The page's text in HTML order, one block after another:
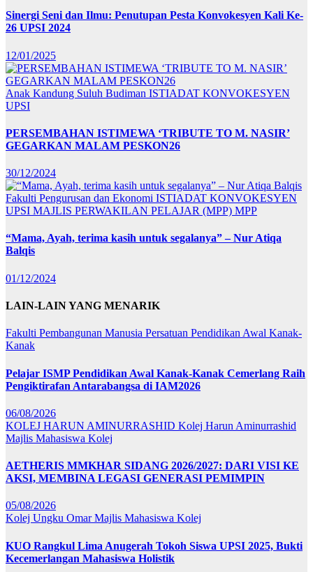
Sinergi Seni dan Ilmu: Penutupan Pesta Konvokesyen Kali Ke-
26 UPSI 2024
12/01/2025
Anak Kandung Suluh Budiman ISTIADAT KONVOKESYEN
UPSI
PERSEMBAHAN ISTIMEWA ‘TRIBUTE TO M. NASIR’
GEGARKAN MALAM PESKON26
30/12/2024
Fakulti Pengurusan dan Ekonomi ISTIADAT KONVOKESYEN
UPSI MAJLIS PERWAKILAN PELAJAR (MPP) MPP
“Mama, Ayah, terima kasih untuk segalanya” – Nur Atiqa
Balqis
01/12/2024
LAIN-LAIN YANG MENARIK
Fakulti Pembangunan Manusia Persatuan Pendidikan Awal Kanak-
Kanak
Pelajar ISMP Pendidikan Awal Kanak-Kanak Cemerlang Raih
Pengiktirafan Antarabangsa di IAM2026
06/08/2026
KOLEJ HARUN AMINURRASHID Kolej Harun Aminurrashid
Majlis Mahasiswa Kolej
AETHERIS MMKHAR SIDANG 2026/2027: DARI VISI KE
AKSI, MEMBINA LEGASI GENERASI PEMIMPIN
05/08/2026
Kolej Ungku OmarMajlis Mahasiswa Kolej
KUO Rangkul Lima Anugerah Tokoh Siswa UPSI 2025, Bukti
Kecemerlangan Mahasiswa Holistik